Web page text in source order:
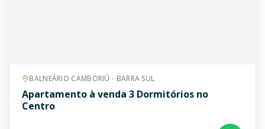
BALNEÁRIO CAMBORIÚ - BARRA SUL
Apartamento à venda 3 Dormitórios no
Centro